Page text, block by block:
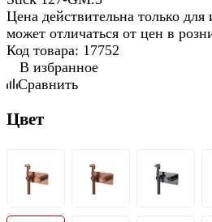
Цена действительна только для
может отличаться от цен в
Код товара: 17752
В избранное
Сравнить
Цвет